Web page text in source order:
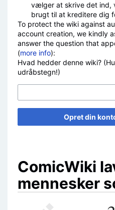
vælger at skrive det ind,
brugt til at kreditere dig
To protect the wiki against
account creation, we kindly
answer the question that
(more info):
Hvad hedder denne wiki?
udråbstegn!)
Opret din
ComicWiki
mennesker